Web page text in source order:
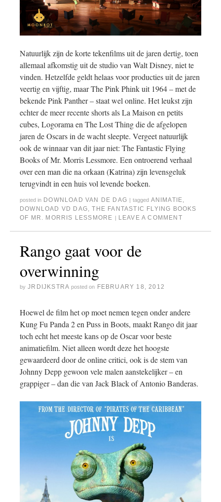
Natuurlijk zijn de korte tekenfilms uit de jaren dertig, toen
allemaal afkomstig uit de studio van Walt Disney, niet te
vinden. Hetzelfde geldt helaas voor producties uit de jaren
veertig en vijftig, maar The Pink Phink uit 1964 – met de
bekende Pink Panther – staat wel online. Het leukst zijn
echter de meer recente shorts als La Maison en petits
cubes, Logorama en The Lost Thing die de afgelopen
jaren de Oscars in de wacht sleepte. Vergeet natuurlijk
ook de winnaar van dit jaar niet: The Fantastic Flying
Books of Mr. Morris Lessmore. Een ontroerend verhaal
over een man die na orkaan (Katrina) zijn levensgeluk
terugvindt in een huis vol levende boeken.
posted in DOWNLOAD VAN DE DAG | tagged ANIMATIE,
DOWNLOAD VD DAG,THE FANTASTIC FLYING BOOKS
OF MR. MORRIS LESSMORE | LEAVE A COMMENT
Rango gaat voor de
overwinning
by JRDIJKSTRA posted on FEBRUARY 18, 2012
Hoewel de film het op moet nemen tegen onder andere
Kung Fu Panda 2 en Puss in Boots, maakt Rango dit jaar
toch echt het meeste kans op de Oscar voor beste
animatiefilm. Niet alleen wordt deze het hoogste
gewaardeerd door de online critici, ook is de stem van
Johnny Depp gewoon vele malen aanstekelijker – en
grappiger – dan die van Jack Black of Antonio Banderas.